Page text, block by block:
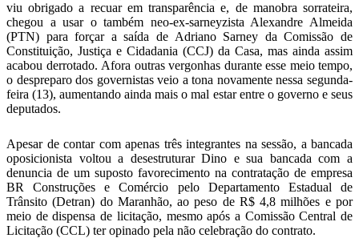
viu obrigado a recuar em transparência e, de manobra sorrateira,
chegou a usar o também neo-ex-sarneyzista Alexandre Almeida
(PTN) para forçar a saída de Adriano Sarney da Comissão de
Constituição, Justiça e Cidadania (CCJ) da Casa, mas ainda assim
acabou derrotado. Afora outras vergonhas durante esse meio tempo,
o despreparo dos governistas veio a tona novamente nessa segunda-
feira (13), aumentando ainda mais o mal estar entre o governo e seus
deputados.
Apesar de contar com apenas três integrantes na sessão, a bancada
oposicionista voltou a desestruturar Dino e sua bancada com a
denuncia de um suposto favorecimento na contratação de empresa
BR Construções e Comércio pelo Departamento Estadual de
Trânsito (Detran) do Maranhão, ao peso de R$ 4,8 milhões e por
meio de dispensa de licitação, mesmo após a Comissão Central de
Licitação (CCL) ter opinado pela não celebração do contrato.